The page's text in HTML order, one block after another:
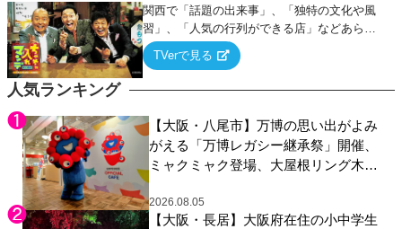
人気ランキング
【大阪・八尾市】万博の思い出がよみ
がえる「万博レガシー継承祭」開催、
ミャクミャク登場、大屋根リング木材
展示も
2026.08.05
【大阪・長居】大阪府在住の小中学生
関西で「話題の出来事」、「独特の文化や風
習」、「人気の行列ができる店」などあらゆ
るテーマについて好き放題にちゃちゃを入れ
ていく関西色を前面に押し出したトークバラ
TVerで見る